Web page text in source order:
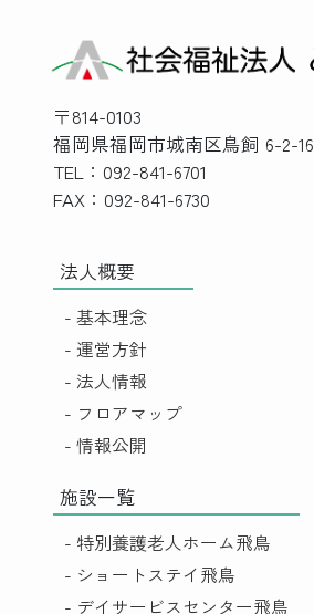
〒814-0103
福岡県福岡市城南区鳥飼 6-2-16
TEL：092-841-6701
FAX：092-841-6730
法人概要
- 基本理念
- 運営方針
- 法人情報
- フロアマップ
- 情報公開
施設一覧
- 特別養護老人ホーム飛鳥
- ショートステイ飛鳥
- デイサービスセンター飛鳥